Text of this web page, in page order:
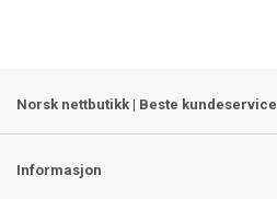
Norsk nettbutikk | Beste kundeservice
Informasjon